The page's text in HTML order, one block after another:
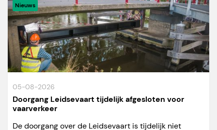
Nieuws
05-08-2026
Doorgang Leidsevaart tijdelijk afgesloten voor
vaarverkeer
De doorgang over de Leidsevaart is tijdelijk niet